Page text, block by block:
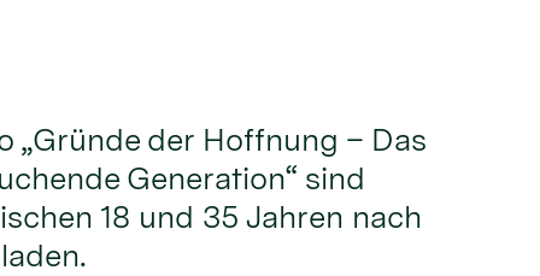
„Gründe der Hoffnung – Das
Generation“ sind
18 und 35 Jahren nach